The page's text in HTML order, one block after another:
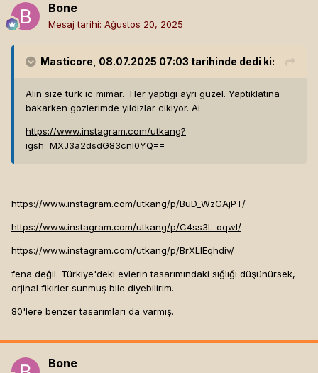
Bone
Mesaj tarihi: Ağustos 20, 2025
Masticore , 08.07.2025 07:03 tarihinde dedi ki:
Alin size turk ic mimar. Her yaptigi ayri guzel. Yaptiklatina
bakarken gozlerimde yildizlar cikiyor. Ai
https://www.instagram.com/utkang?
igsh=MXJ3a2dsdG83cnI0YQ==
https://www.instagram.com/utkang/p/BuD_WzGAjPT/
https://www.instagram.com/utkang/p/C4ss3L-oqwI/
https://www.instagram.com/utkang/p/BrXLIEqhdiv/
fena değil. Türkiye'deki evlerin tasarımındaki sığlığı düşünürsek,
orjinal fikirler sunmuş bile diyebilirim.
80'lere benzer tasarımları da varmış.
Bone